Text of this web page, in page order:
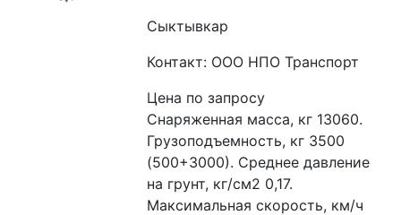
Сыктывкар
Контакт: ООО НПО Транспорт
Цена по запросу
Снаряженная масса, кг 13060.
Грузоподъемность, кг 3500
(500+3000). Среднее давление
на грунт, кг/см2 0,17.
Максимальная скорость, км/ч